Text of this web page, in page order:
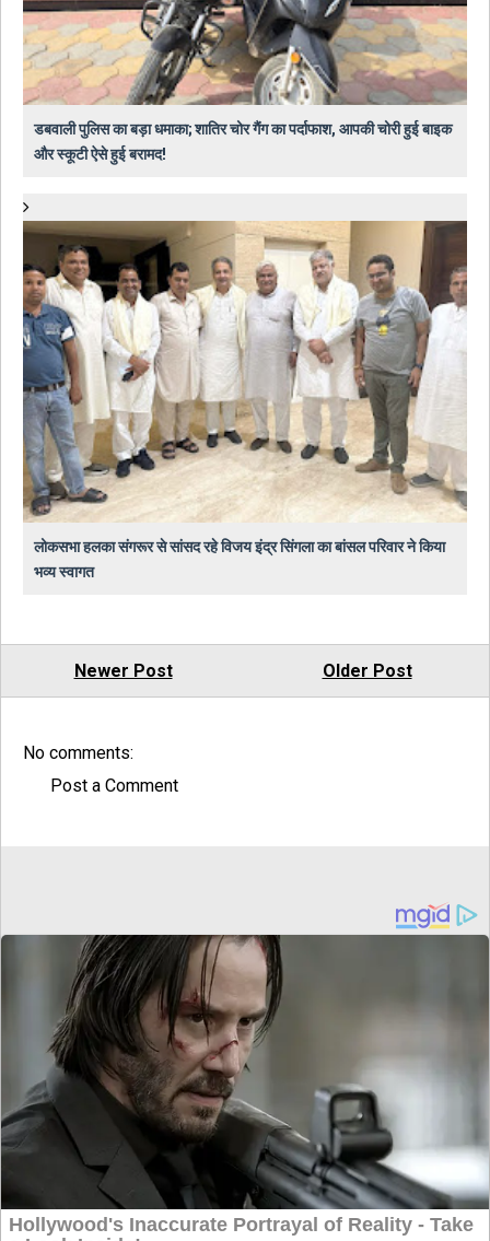
डबवाली पुलिस का बड़ा धमाका; शातिर चोर गैंग का पर्दाफाश, आपकी चोरी हुई बाइक
और स्कूटी ऐसे हुई बरामद!
लोकसभा हलका संगरूर से सांसद रहे विजय इंद्र सिंगला का बांसल परिवार ने किया
भव्य स्वागत
Newer Post Older Post
No comments:
Post a Comment